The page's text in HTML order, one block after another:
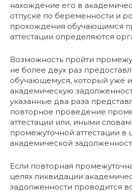
нахождение его в
отпуске по беременности и
прохождения обучающимся
аттестации определяются
Возможность пройти
не более двух раз
обучающемуся, который уже
академическую
указанные два раза
повторное проведение
аттестации или, иными
промежуточной аттестации в
академической
Если повторная
целях ликвидации
задолженности проводится